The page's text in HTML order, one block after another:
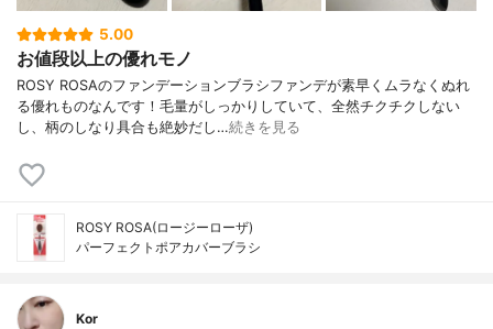
5.00
お値段以上の優れモノ
ROSY ROSAのファンデーションブラシファンデが素早くムラなくぬれ
る優れものなんです！毛量がしっかりしていて、全然チクチクしない
し、柄のしなり具合も絶妙だし…続きを見る
ROSY ROSA(ロージーローザ)
パーフェクトポアカバーブラシ
Kor